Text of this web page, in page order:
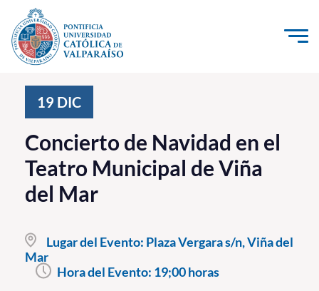
Click acá para ir directamente al contenido
Investigación, Creación e Innovación
PUCV Internacional
Vinculación con el Medio
Pregrado
Postgrado
19 DIC
Concierto de Navidad en el
Teatro Municipal de Viña
del Mar
Lugar del Evento: Plaza Vergara s/n, Viña del
Mar
Hora del Evento: 19;00 horas